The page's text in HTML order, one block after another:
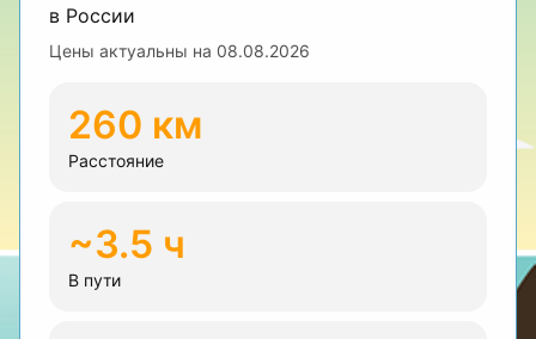
в России
Цены актуальны на 08.08.2026
260 км
Расстояние
~3.5 ч
В пути